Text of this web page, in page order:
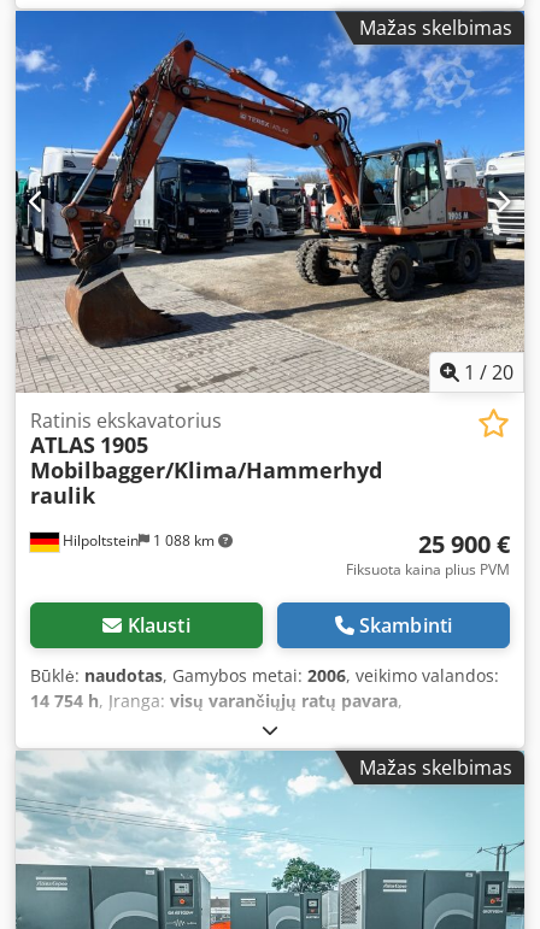
Mažas skelbimas
1 /20
Hilpoltstein 1 088 km
Ratinis ekskavatorius
ATLAS 1905
Mobilbagger/Klima/Hammerhyd
raulik
25 900 €
Fiksuota kaina plius PVM
Klausti Skambinti
Būklė: naudotas, Gamybos metai: 2006, veikimo valandos:
14 754 h, Įranga: visų varančiųjų ratų pavara,
Mažas skelbimas